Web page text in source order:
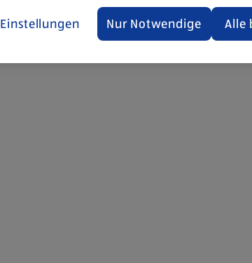
Einstellungen Nur Notwendige Alle